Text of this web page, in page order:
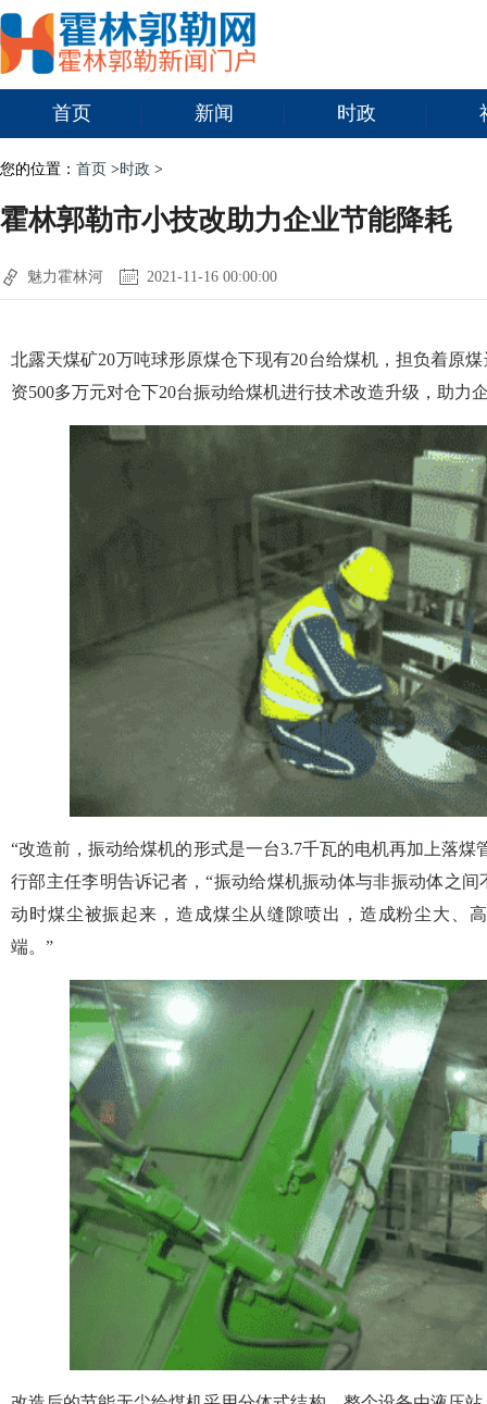
首页 新闻 时政
您的位置： 首页 >时政 >
霍林郭勒市小技改助力企业节能降耗
魅力霍林河 2021-11-16 00:00:00
北露天煤矿20万吨球形原煤仓下现有20台给煤机，担负着原
资500多万元对仓下20台振动给煤机进行技术改造升级，助力
“改造前，振动给煤机的形式是一台3.7千瓦的电机再加上落
行部主任李明告诉记者，“振动给煤机振动体与非振动体之
动时煤尘被振起来，造成煤尘从缝隙喷出，造成粉尘大、
端。”